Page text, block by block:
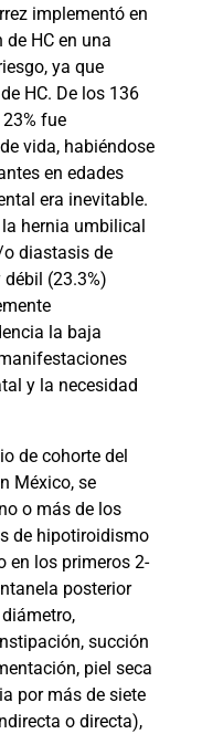
implementó en
HC en una
ya que
HC. De los 136
fue
vida, habiéndose
en edades
era inevitable.
hernia umbilical
diastasis de
(23.3%)
la baja
y la necesidad
de cohorte del
México, se
o más de los
de hipotiroidismo
en los primeros 2-
posterior
succión
piel seca
por más de siete
o directa),